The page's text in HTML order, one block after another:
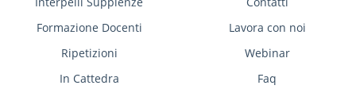
Formazione Docenti
Ripetizioni
In Cattedra
Lavora con noi
Webinar
Faq